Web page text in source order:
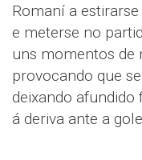
Romaní a
e meterse no
uns momentos de
provocando que
deixando afundido
á deriva ante a